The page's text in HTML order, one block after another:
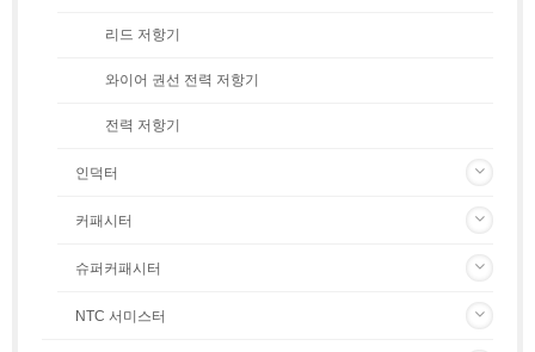
리드 저항기
와이어 권선 전력 저항기
전력 저항기
인덕터
커패시터
슈퍼커패시터
NTC 서미스터